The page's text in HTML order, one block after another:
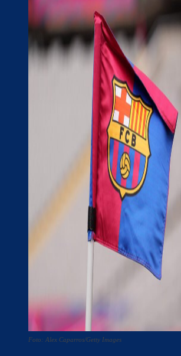
Foto: Alex Caparros/Getty Images